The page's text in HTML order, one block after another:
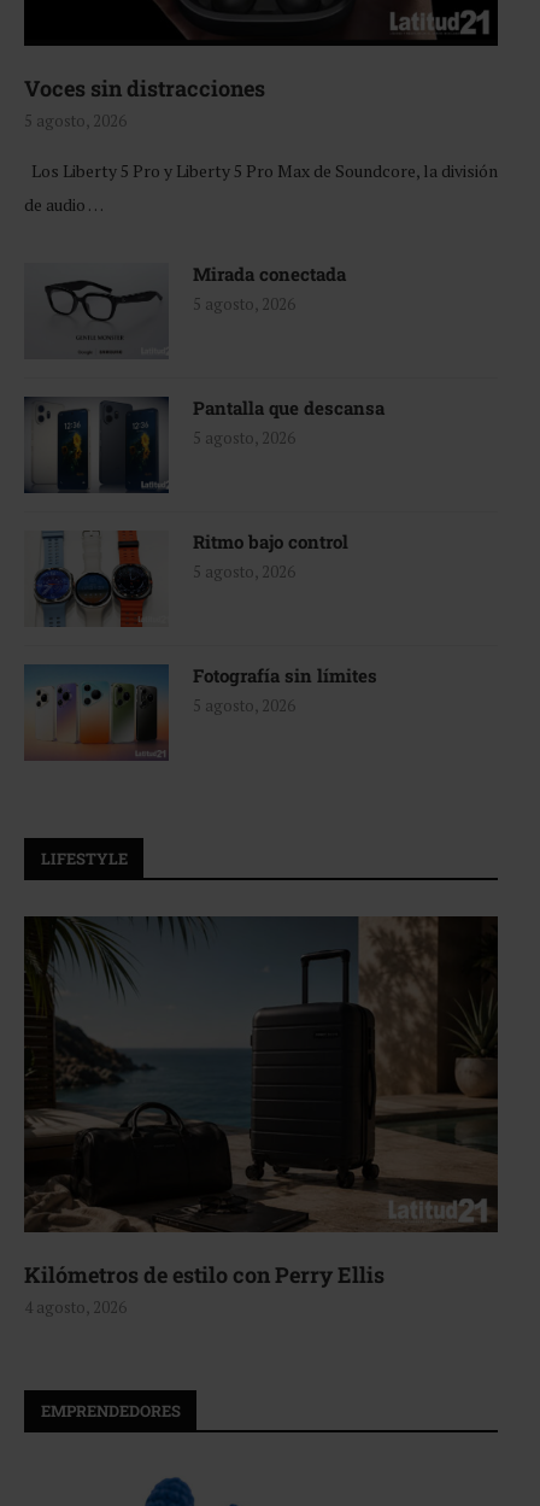
Voces sin distracciones
5 agosto, 2026
Los Liberty 5 Pro y Liberty 5 Pro Max de Soundcore, la división
de audio …
Mirada conectada
5 agosto, 2026
Pantalla que descansa
5 agosto, 2026
Ritmo bajo control
5 agosto, 2026
Fotografía sin límites
5 agosto, 2026
LIFESTYLE
Aerie, texturas que fluyen
4 agosto, 2026
EMPRENDEDORES